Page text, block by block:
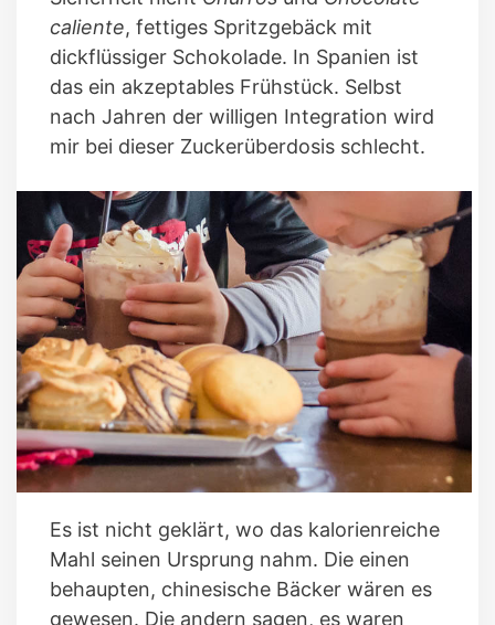
caliente, fettiges Spritzgebäck mit
dickflüssiger Schokolade. In Spanien ist
das ein akzeptables Frühstück. Selbst
nach Jahren der willigen Integration wird
mir bei dieser Zuckerüberdosis schlecht.
Es ist nicht geklärt, wo das kalorienreiche
Mahl seinen Ursprung nahm. Die einen
behaupten, chinesische Bäcker wären es
gewesen. Die andern sagen, es waren